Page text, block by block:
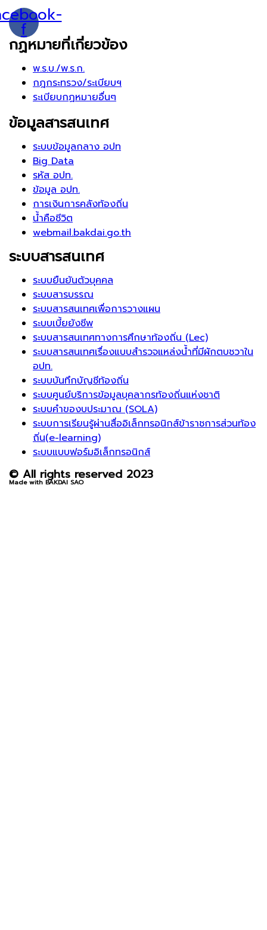
f
กฏหมายที่เกี่ยวข้อง
พ.ร.บ./พ.ร.ก.
กฎกระทรวง/ระเบียบฯ
ระเบียบกฏหมายอื่นๆ
ข้อมูลสารสนเทศ
ระบบข้อมูลกลาง อปท
Big Data
รหัส อปท.
ข้อมูล อปท.
การเงินการคลังท้องถิ่น
น้ำคือชีวิต
webmail.bakdai.go.th
ระบบสารสนเทศ
ระบบยืนยันตัวบุคคล
ระบบสารบรรณ
ระบบสารสนเทศเพื่อการวางแผน
ระบบเบี้ยยังชีพ
ระบบสารสนเทศทางการศึกษาท้องถิ่น (Lec)
ระบบสารสนเทศเรื่องแบบสำรวจแหล่งน้ำที่มีผักตบชวาใน
อปท.
ระบบบันทึกบัญชีท้องถิ่น
ระบบศูนย์บริการข้อมูลบุคลากรท้องถิ่นแห่งชาติ
ระบบคำของบประมาณ (SOLA)
ระบบการเรียนรู้ผ่านสื่ออิเล็กทรอนิกส์ข้าราชการส่วนท้อง
ถิ่น(e-learning)
ระบบแบบฟอร์มอิเล็กทรอนิกส์
© All rights reserved 2023
Made with BAKDAI SAO